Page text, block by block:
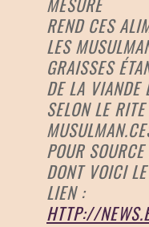
REND CES
LES
GRAISSES
DE LA VIANDE
SELON LE RITE
POUR
DONT VOICI LE
LIEN :
HTTP://